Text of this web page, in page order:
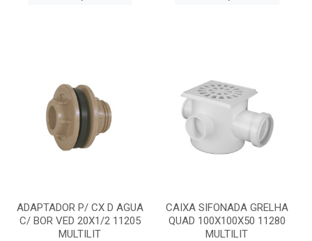
ADAPTADOR P/ CX D AGUA
C/ BOR VED 20X1/2 11205
MULTILIT
CAIXA SIFONADA GRELHA
QUAD 100X100X50 11280
MULTILIT